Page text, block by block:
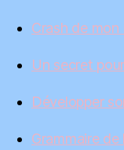
Crash de mon
Un secret
Développer
Grammaire